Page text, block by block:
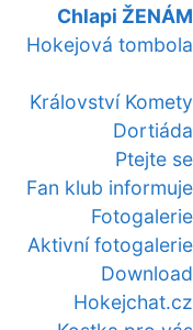
Chlapi ŽENÁM
Hokejová tombola
Království Komety
Dortiáda
Ptejte se
Fan klub informuje
Fotogalerie
Aktivní fotogalerie
Download
Hokejchat.cz